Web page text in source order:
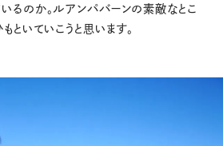
るのか。ルアンパバーンの素敵なとこ
といていこうと思います。